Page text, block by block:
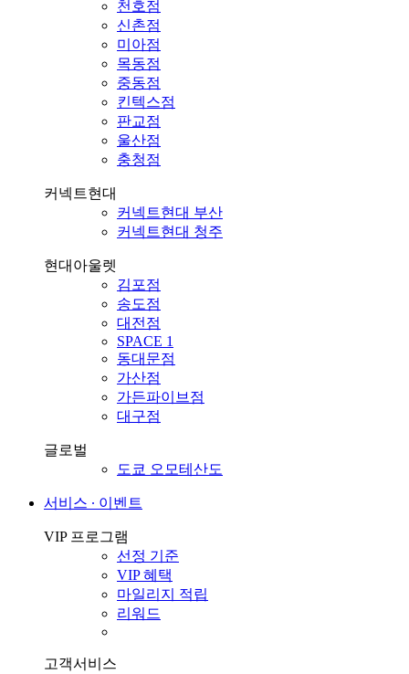
천호점
신촌점
미아점
목동점
중동점
킨텍스점
판교점
울산점
충청점
커넥트현대
커넥트현대 부산
커넥트현대 청주
현대아울렛
김포점
송도점
대전점
SPACE 1
동대문점
가산점
가든파이브점
대구점
글로벌
도쿄 오모테산도
서비스 ∙ 이벤트
VIP 프로그램
선정 기준
VIP 혜택
마일리지 적립
리워드
고객서비스